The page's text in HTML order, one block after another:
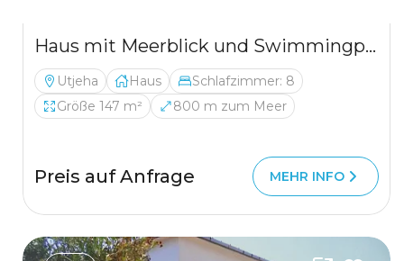
Haus mit Meerblick und Swimmingpool in Utjeha
Utjeha Haus
Schlafzimmer: 8
Größe 147 m²
800 m zum Meer
Preis auf Anfrage MEHR INFO